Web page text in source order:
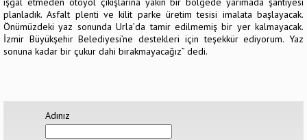
planladık. Asfalt plenti ve kilit parke üretim tesisi imalata başlayacak.
Önümüzdeki yaz sonunda Urla’da tamir edilmemiş bir yer kalmayacak.
İzmir Büyükşehir Belediyesi’ne destekleri için teşekkür ediyorum. Yaz
sonuna kadar bir çukur dahi bırakmayacağız” dedi.
Adınız